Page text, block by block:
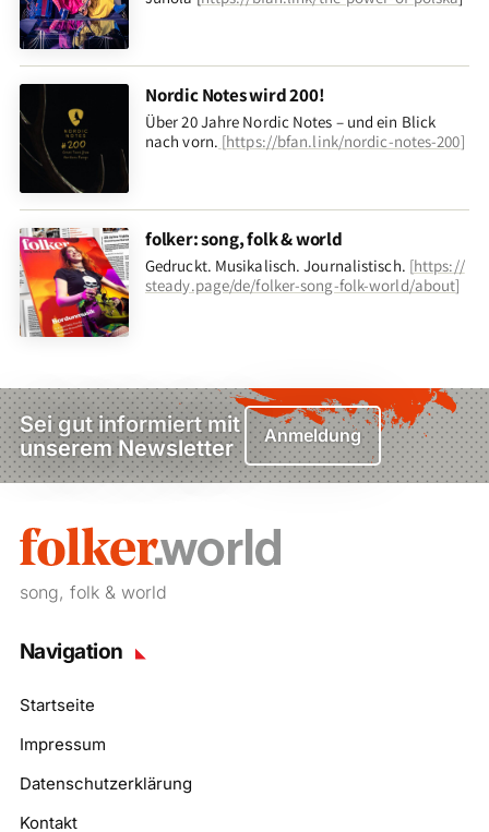
Nordic Notes wird 200!
Über 20 Jahre Nordic Notes – und ein Blick
nach vorn. [https://bfan.link/nordic-notes-200]
folker: song, folk & world
Gedruckt. Musikalisch. Journalistisch. [https://
steady.page/de/folker-song-folk-world/about]
Sei gut informiert mit
unserem Newsletter
Anmeldung
song, folk & world
Navigation
Startseite
Impressum
Datenschutzerklärung
Kontakt